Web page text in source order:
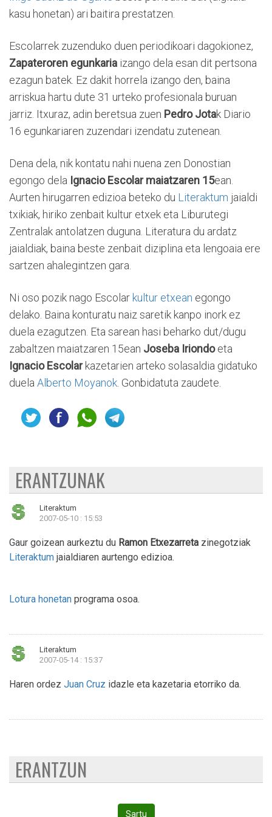
kasu honetan) ari baitira prestatzen.
Escolarrek zuzenduko duen periodikoari dagokionez,
Zapateroren egunkaria izango dela esan dit pertsona
ezagun batek. Ez dakit horrela izango den, baina
arriskua hartu dute 31 urteko profesionala buruan
jarriz. Itxuraz, adin beretsua zuen Pedro Jotak Diario
16 egunkariaren zuzendari izendatu zutenean.
Dena dela, nik kontatu nahi nuena zen Donostian
egongo dela Ignacio Escolar maiatzaren 15ean.
Aurten hirugarren edizioa beteko du Literaktum jaialdi
txikiak, hiriko zenbait kultur etxek eta Liburutegi
Zentralak antolatzen duguna. Literatura du ardatz
jaialdiak, baina beste zenbait diziplina eta lengoaia ere
sartzen ahalegintzen gara.
Ni oso pozik nago Escolar kultur etxean egongo
delako. Baina konturatu naiz saretik kanpo inork ez
duela ezagutzen. Eta sarean hasi beharko dut/dugu
zabaltzen maiatzaren 15ean Joseba Iriondoeta
Ignacio Escolarkazetarien arteko solasaldia gidatuko
duela Alberto Moyanok . Gonbidatuta zaudete.
ERANTZUNAK
Literaktum
2007-05-10 : 15:53
Gaur goizean aurkeztu du Ramon Etxezarreta zinegotziak
Literaktum jaialdiaren aurtengo edizioa.
Lotura honetan programa osoa.
Literaktum
2007-05-14 : 15:37
Haren ordez Juan Cruz idazle eta kazetaria etorriko da.
ERANTZUN
Sartu